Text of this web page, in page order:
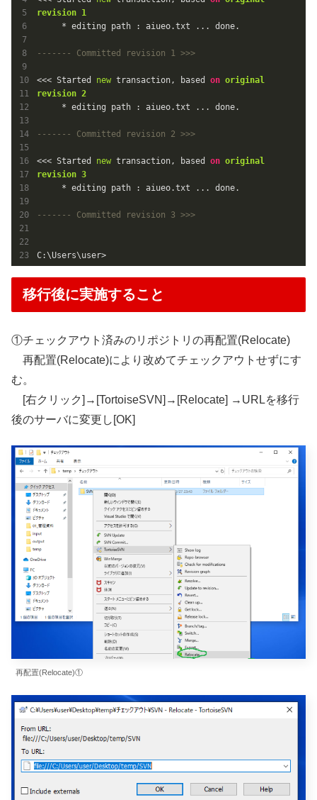
revision 1
------- Committed revision 1 >>>
<<< Started new transaction, based on original
revision 2
------- Committed revision 2 >>>
<<< Started new transaction, based on original
revision 3
------- Committed revision 3 >>>
C:\Users\user>
移行後に実施すること
①チェックアウト済みのリポジトリの再配置(Relocate)
再配置(Relocate)により改めてチェックアウトせずにす
む。
[右クリック]→[TortoiseSVN]→[Relocate] →URLを移行
後のサーバに変更し[OK]
再配置(Relocate)①